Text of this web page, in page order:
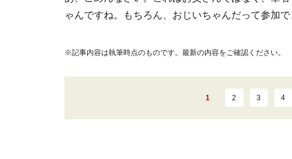
ゃんですね。もちろん、おじいちゃんだって参加で
※記事内容は執筆時点のものです。最新の内容をご確認ください。
1 2 3 4